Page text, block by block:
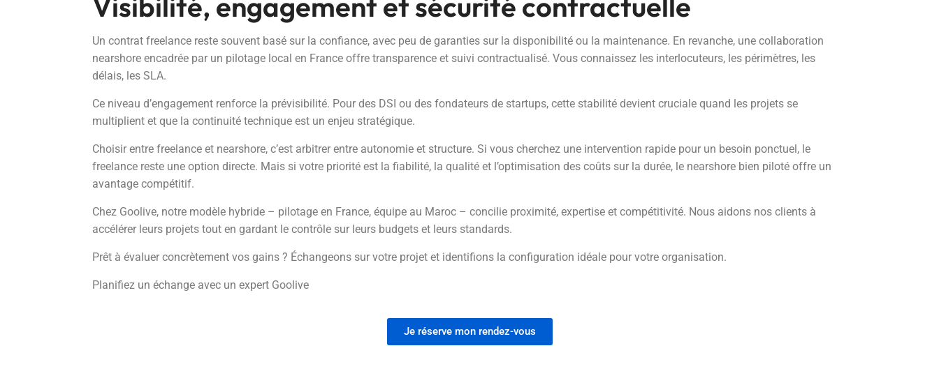
Un contrat freelance reste souvent basé sur la confiance, avec peu de garanties sur la disponibilité ou la maintenance. En revanche, une collaboration
nearshore encadrée par un pilotage local en France offre transparence et suivi contractualisé. Vous connaissez les interlocuteurs, les périmètres, les
délais, les SLA.
Ce niveau d’engagement renforce la prévisibilité. Pour des DSI ou des fondateurs de startups, cette stabilité devient cruciale quand les projets se
multiplient et que la continuité technique est un enjeu stratégique.
Choisir entre freelance et nearshore, c’est arbitrer entre autonomie et structure. Si vous cherchez une intervention rapide pour un besoin ponctuel, le
freelance reste une option directe. Mais si votre priorité est la fiabilité, la qualité et l’optimisation des coûts sur la durée, le nearshore bien piloté offre un
avantage compétitif.
Chez Goolive, notre modèle hybride – pilotage en France, équipe au Maroc – concilie proximité, expertise et compétitivité. Nous aidons nos clients à
accélérer leurs projets tout en gardant le contrôle sur leurs budgets et leurs standards.
Prêt à évaluer concrètement vos gains ? Échangeons sur votre projet et identifions la configuration idéale pour votre organisation.
Planifiez un échange avec un expert Goolive
Je réserve mon rendez-vous